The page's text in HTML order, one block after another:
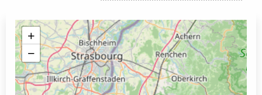
+
−